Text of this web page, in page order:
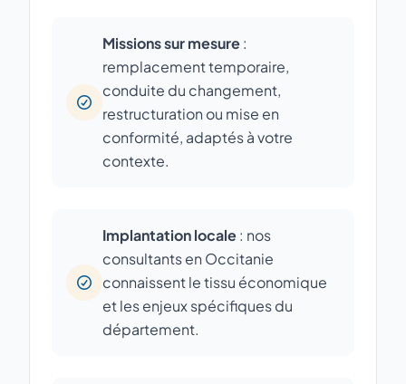
Missions sur mesure:
remplacement temporaire,
conduite du changement,
restructuration ou mise en
conformité, adaptés à votre
contexte.
Implantation locale: nos
consultants en Occitanie
connaissent le tissu économique
et les enjeux spécifiques du
département.